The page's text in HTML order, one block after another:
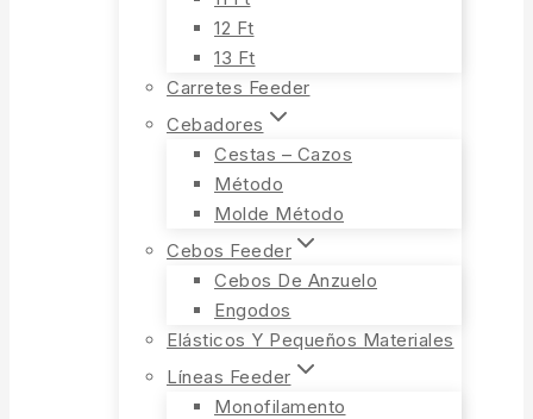
12 Ft
13 Ft
Carretes Feeder
Cebadores
Cestas – Cazos
Método
Molde Método
Cebos Feeder
Cebos De Anzuelo
Engodos
Elásticos Y Pequeños Materiales
Líneas Feeder
Monofilamento